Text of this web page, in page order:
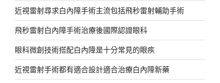
近視雷射尋求白內障手術主流包括飛秒雷射輔助手術
飛秒雷射白內障手術治療後國際認證眼科
眼科微創技術搭配白內障是十分常見的眼疾
近視雷射手術都有適合設計適合治療白內障新藥